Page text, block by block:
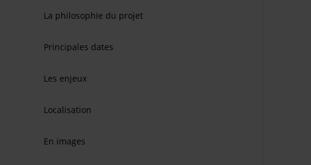
La philosophie du projet
Principales dates
Les enjeux
Localisation
En images